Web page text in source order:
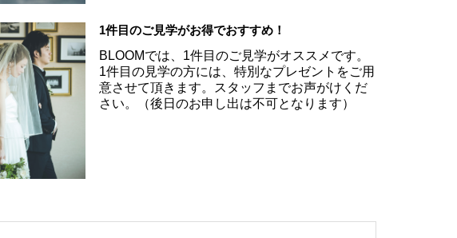
1件目のご見学がお得でおすすめ！
BLOOMでは、1件目のご見学がオススメです。
1件目の見学の方には、特別なプレゼントをご用
意させて頂きます。スタッフまでお声がけくだ
さい。（後日のお申し出は不可となります）